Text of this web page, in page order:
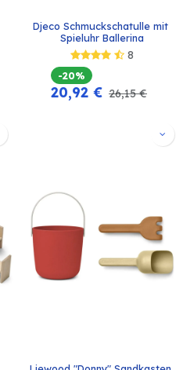
Djeco Schmuckschatulle mit
Spieluhr Ballerina
8
-20%
20,92 € 26,15€